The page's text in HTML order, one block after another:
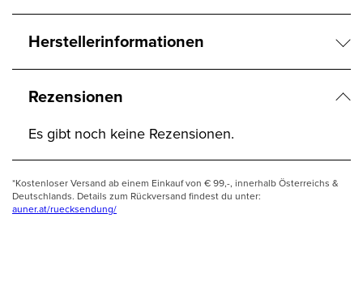
Herstellerinformationen
Rezensionen
Es gibt noch keine Rezensionen.
*Kostenloser Versand ab einem Einkauf von € 99,-, innerhalb Österreichs &
Deutschlands. Details zum Rückversand findest du unter:
auner.at/ruecksendung/